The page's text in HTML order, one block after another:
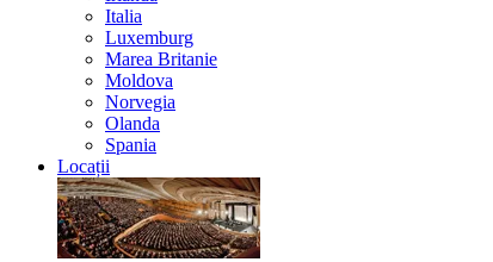
Italia
Luxemburg
Marea Britanie
Moldova
Norvegia
Olanda
Spania
Locații